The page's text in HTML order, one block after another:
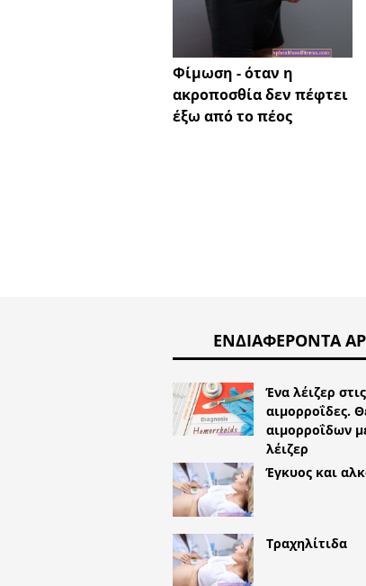
Φίμωση - όταν η
ακροποσθία δεν πέφτει
έξω από το πέος
ΕΝΔΙΑΦΈΡΟΝΤΑ
Ένα λέιζερ στις
αιμορροΐδες.
αιμορροΐδων
λέιζερ
Έγκυος και
Τραχηλίτιδα